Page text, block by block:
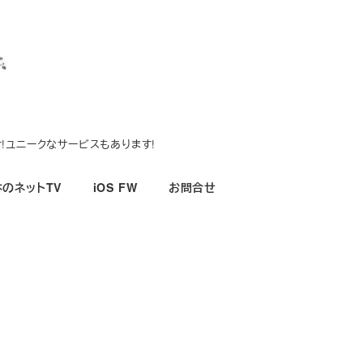
ニークなサービスもあります!
ネットTV iOS FW お問合せ